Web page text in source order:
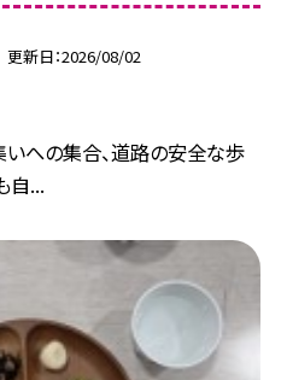
更新日 2026/08/02
への集合、道路の安全な歩
自...